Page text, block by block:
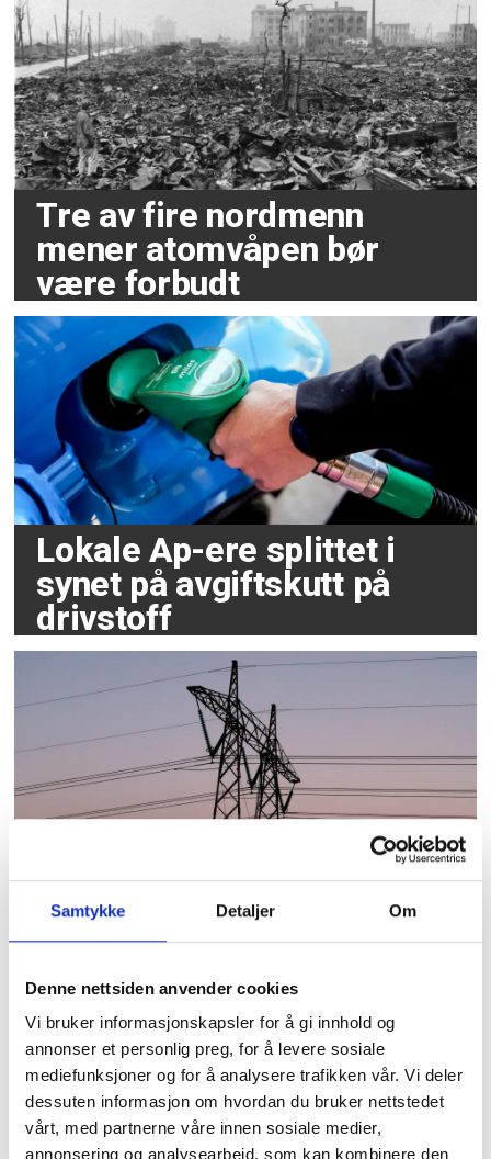
Samtykke Detaljer Om
Denne nettsiden anvender cookies
Vi bruker informasjonskapsler for å gi innhold og
annonser et personlig preg, for å levere sosiale
mediefunksjoner og for å analysere trafikken vår. Vi deler
dessuten informasjon om hvordan du bruker nettstedet
vårt, med partnerne våre innen sosiale medier,
annonsering og analysearbeid, som kan kombinere den
Tre av fire nordmenn
mener atomvåpen bør
være forbudt
Lokale Ap-ere splittet i
synet på avgiftskutt på
drivstoff
Forsker ber politikerne
utvide norgespris til
kommuner